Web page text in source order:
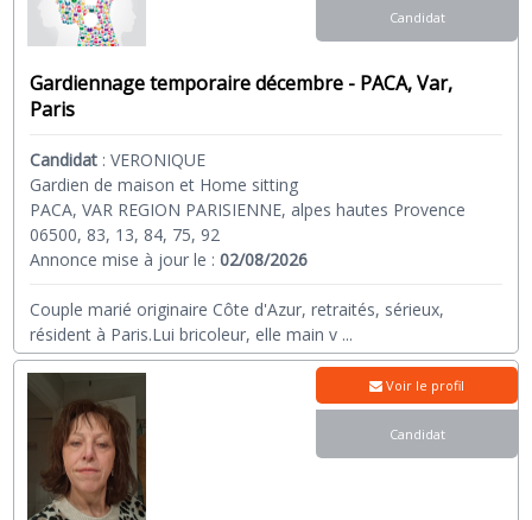
Gardiennage temporaire décembre - PACA, Var,
Paris
Candidat :VERONIQUE
Gardien de maison et Home sitting
PACA, VAR REGION PARISIENNE, alpes hautes Provence
06500, 83, 13, 84, 75, 92
Annonce mise à jour le :02/08/2026
Couple marié originaire Côte d'Azur, retraités, sérieux,
résident à Paris.Lui bricoleur, elle main v ...
Candidat
Voir le profil
Candidat